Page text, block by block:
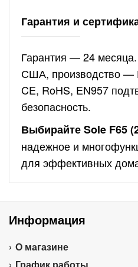
Гарантия и
Гарантия — 24
США, производство —
CE, RoHS, EN957
безопасность.
Выбирайте Sole F65
надежное и
для эффективных
Информация
О магазине
График работы